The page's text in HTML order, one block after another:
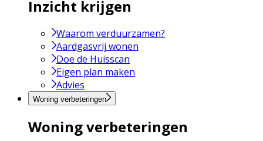
Inzicht krijgen
Waarom verduurzamen?
Aardgasvrij wonen
Doe de Huisscan
Eigen plan maken
Advies
Woning verbeteringen
Woning verbeteringen